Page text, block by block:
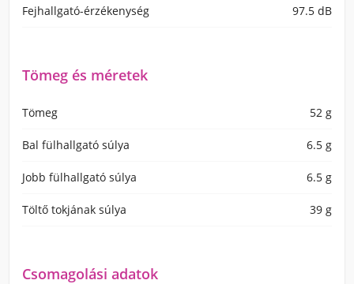
Fejhallgató-érzékenység 97.5 dB
Tömeg és méretek
Tömeg 52 g
Bal fülhallgató súlya 6.5 g
Jobb fülhallgató súlya 6.5 g
Töltő tokjának súlya 39 g
Csomagolási adatok